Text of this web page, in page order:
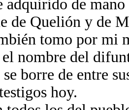
adquirido de
de Quelión y de
tomo por mi
nombre del
borre de entre
hoy.